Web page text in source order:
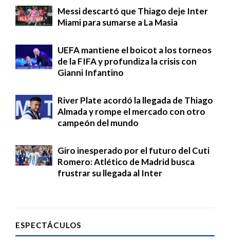
Messi descartó que Thiago deje Inter
Miami para sumarse a La Masia
UEFA mantiene el boicot a los torneos
de la FIFA y profundiza la crisis con
Gianni Infantino
River Plate acordó la llegada de Thiago
Almada y rompe el mercado con otro
campeón del mundo
Giro inesperado por el futuro del Cuti
Romero: Atlético de Madrid busca
frustrar su llegada al Inter
ESPECTÁCULOS